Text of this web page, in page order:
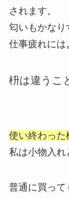
されます。
匂いもかなり
仕事疲れには
枡は違うこ
使い終わった
私は小物入れ
普通に買って